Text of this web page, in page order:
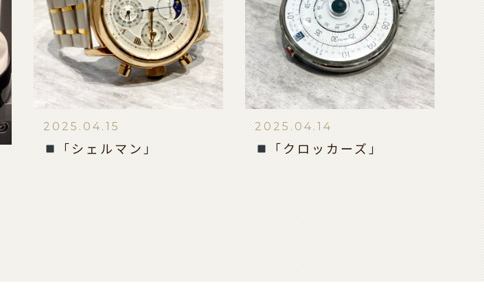
2025.04.15
「シェルマン」
2025.04.14
「クロッカーズ」